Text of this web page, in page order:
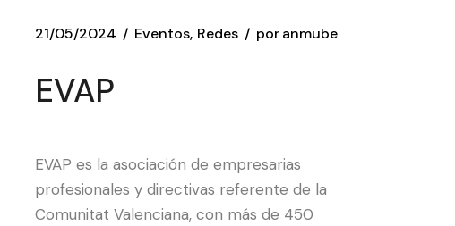
21/05/2024 Eventos Redes poranmube
EVAP
EVAP es la asociación de empresarias
profesionales y directivas referente de la
Comunitat Valenciana, con más de 450